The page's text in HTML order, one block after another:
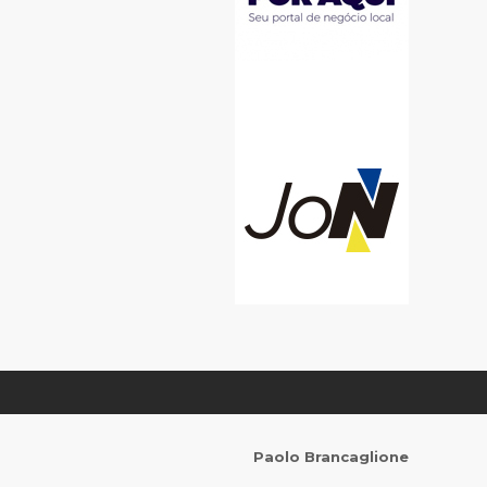
Paolo Brancaglione